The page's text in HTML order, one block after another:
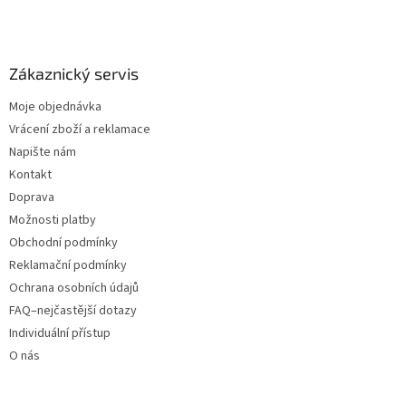
Zákaznický servis
Moje objednávka
Vrácení zboží a reklamace
Napište nám
Kontakt
Doprava
Možnosti platby
Obchodní podmínky
Reklamační podmínky
Ochrana osobních údajů
FAQ–nejčastější dotazy
Individuální přístup
O nás